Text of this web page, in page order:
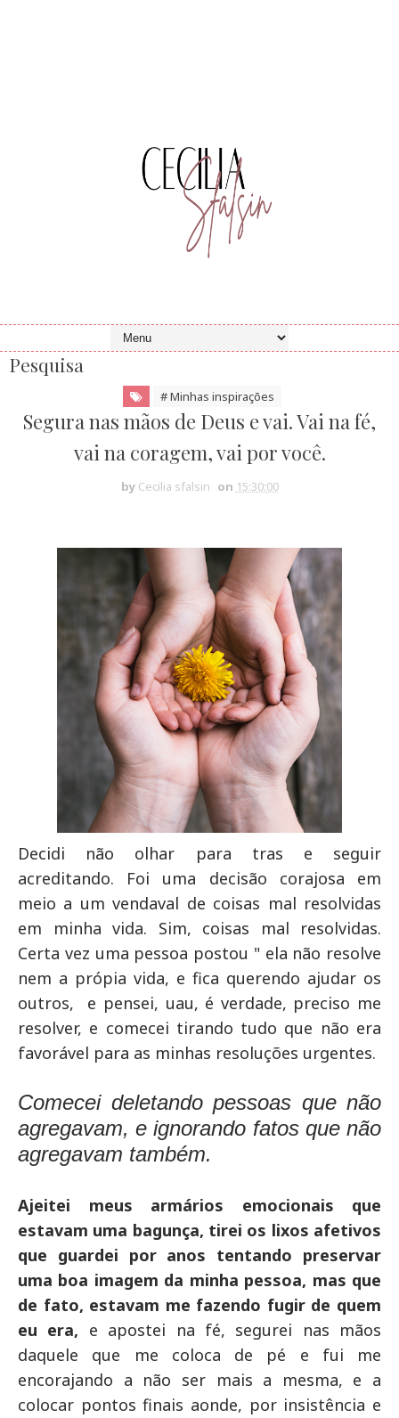
Pesquisa
# Minhas inspirações
Segura nas mãos de Deus e vai. Vai na fé,
vai na coragem, vai por você.
by Cecilia sfalsin on 15:30:00
Decidi não olhar para tras e seguir
acreditando. Foi uma decisão corajosa em
meio a um vendaval de coisas mal resolvidas
em minha vida. Sim, coisas mal resolvidas.
Certa vez uma pessoa postou " ela não resolve
nem a própia vida, e fica querendo ajudar os
outros, e pensei, uau, é verdade, preciso me
resolver, e comecei tirando tudo que não era
favorável para as minhas resoluções urgentes.
Comecei deletando pessoas que não
agregavam, e ignorando fatos que não
agregavam também.
Ajeitei meus armários emocionais que
estavam uma bagunça, tirei os lixos afetivos
que guardei por anos tentando preservar
uma boa imagem da minha pessoa, mas que
de fato, estavam me fazendo fugir de quem
eu era, e apostei na fé, segurei nas mãos
daquele que me coloca de pé e fui me
encorajando a não ser mais a mesma, e a
colocar pontos finais aonde, por insistência e